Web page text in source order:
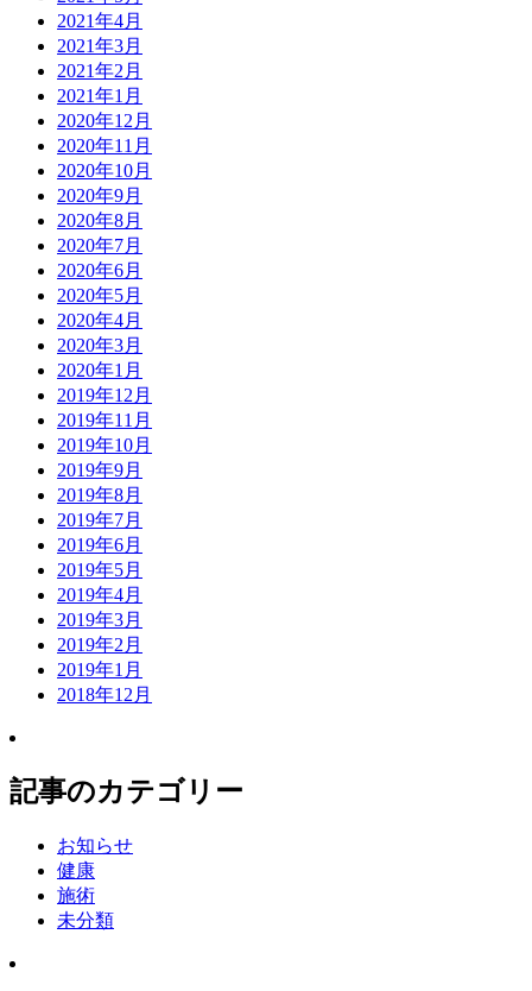
2021年4月
2021年3月
2021年2月
2021年1月
2020年12月
2020年11月
2020年10月
2020年9月
2020年8月
2020年7月
2020年6月
2020年5月
2020年4月
2020年3月
2020年1月
2019年12月
2019年11月
2019年10月
2019年9月
2019年8月
2019年7月
2019年6月
2019年5月
2019年4月
2019年3月
2019年2月
2019年1月
2018年12月
記事のカテゴリー
お知らせ
健康
施術
未分類